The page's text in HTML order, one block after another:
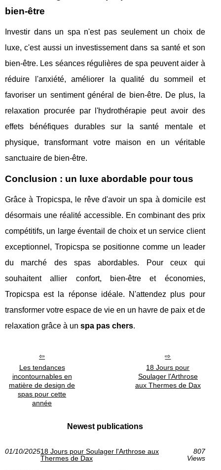
bien-être
Investir dans un spa n'est pas seulement un choix de
luxe, c'est aussi un investissement dans sa santé et son
bien-être. Les séances régulières de spa peuvent aider à
réduire l'anxiété, améliorer la qualité du sommeil et
favoriser un sentiment général de bien-être. De plus, la
relaxation procurée par l'hydrothérapie peut avoir des
effets bénéfiques durables sur la santé mentale et
physique, transformant votre maison en un véritable
sanctuaire de bien-être.
Conclusion : un luxe abordable pour tous
Grâce à Tropicspa, le rêve d'avoir un spa à domicile est
désormais une réalité accessible. En combinant des prix
compétitifs, un large éventail de choix et un service client
exceptionnel, Tropicspa se positionne comme un leader
du marché des spas abordables. Pour ceux qui
souhaitent allier confort, bien-être et économies,
Tropicspa est la réponse idéale. N'attendez plus pour
transformer votre espace de vie en un havre de paix et de
relaxation grâce à un spa pas chers.
Les tendances
incontournables en
matière de design de
spas pour cette
année
18 Jours pour
Soulager l'Arthrose
aux Thermes de Dax
Newest publications
01/10/202518 Jours pour Soulager l'Arthrose aux
Thermes de Dax
807
Views